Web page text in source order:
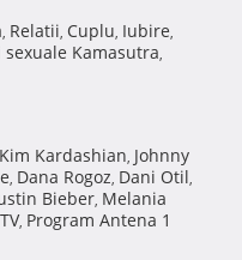
, Relatii, Cuplu, Iubire,
sexuale Kamasutra,
Kim Kardashian, Johnny
, Dana Rogoz, Dani Otil,
Bieber, Melania
, Program Antena 1